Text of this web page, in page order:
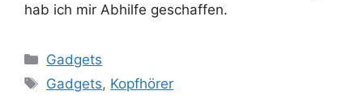
hab ich mir Abhilfe geschaffen.
Kategorien
Gadgets
Schlagwörter
Gadgets, Kopfhörer